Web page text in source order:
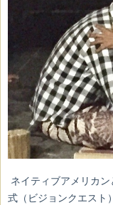
ネイティブアメリカ
式（ビジョンクエスト